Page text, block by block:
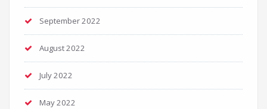
September 2022
August 2022
July 2022
May 2022